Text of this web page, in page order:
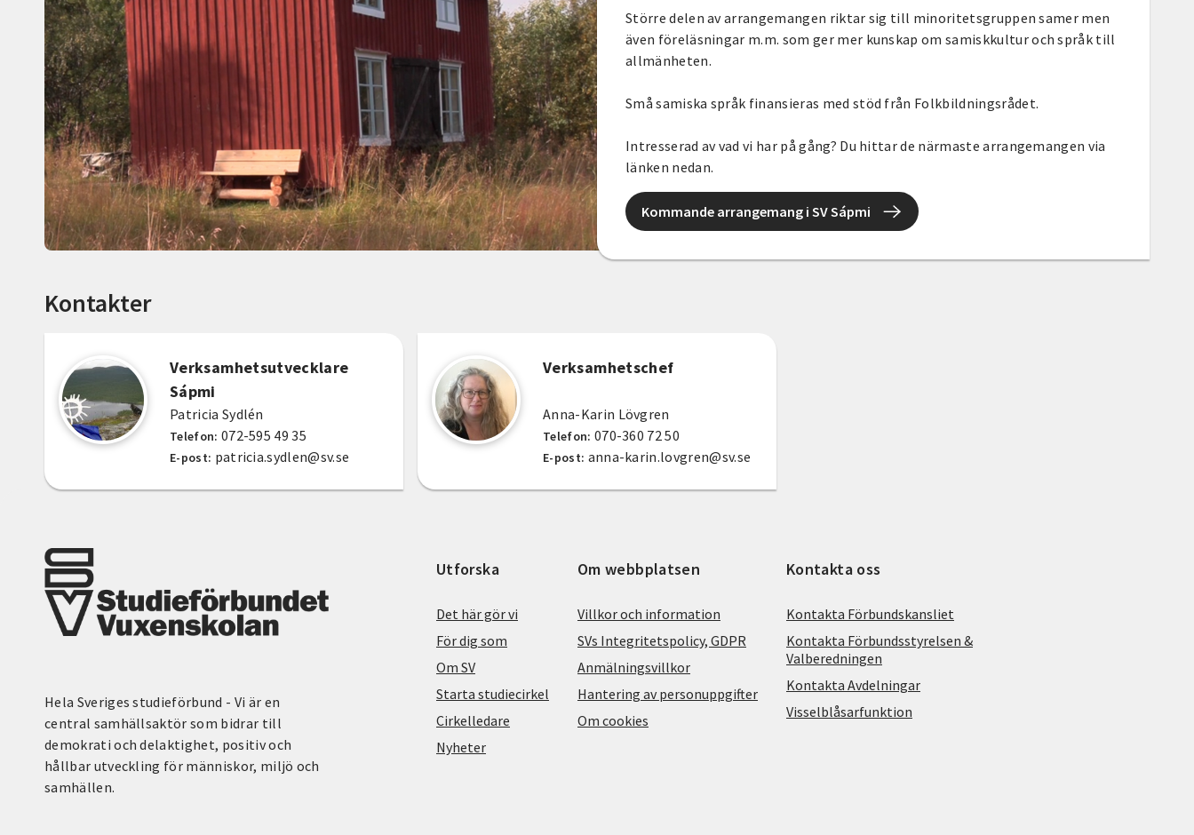
Större delen av arrangemangen riktar sig till minoritetsgruppen samer men
även föreläsningar m.m. som ger mer kunskap om samiskkultur och språk till
allmänheten.
Små samiska språk finansieras med stöd från Folkbildningsrådet.
Intresserad av vad vi har på gång? Du hittar de närmaste arrangemangen via
länken nedan.
Kommande arrangemang i SV Sápmi
Kontakter
Verksamhetsutvecklare
Sápmi
Patricia Sydlén
Telefon: 072-595 49 35
E-post: patricia.sydlen@sv.se
Verksamhetschef
Anna-Karin Lövgren
Telefon: 070-360 72 50
E-post: anna-karin.lovgren@sv.se
Hela Sveriges studieförbund - Vi är en
central samhällsaktör som bidrar till
demokrati och delaktighet, positiv och
hållbar utveckling för människor, miljö och
samhällen.
Utforska
Det här gör vi
För dig som
Om SV
Starta studiecirkel
Cirkelledare
Nyheter
Om webbplatsen
Villkor och information
SVs Integritetspolicy, GDPR
Anmälningsvillkor
Hantering av personuppgifter
Om cookies
Kontakta oss
Kontakta Förbundskansliet
Kontakta Förbundsstyrelsen &
Valberedningen
Kontakta Avdelningar
Visselblåsarfunktion